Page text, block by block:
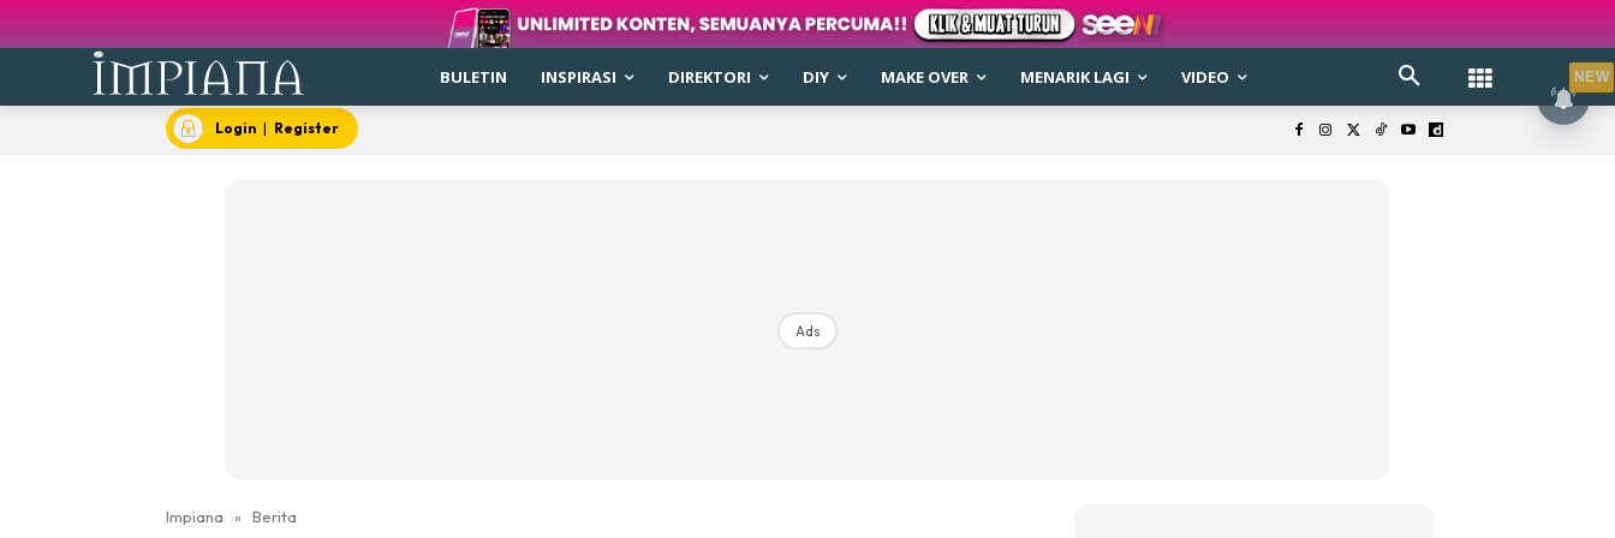
BULETIN INSPIRASI DIREKTORI DIY MAKE OVER MENARIK LAGI VIDEO
Login | Register
Ads
Impiana » Berita
NEW